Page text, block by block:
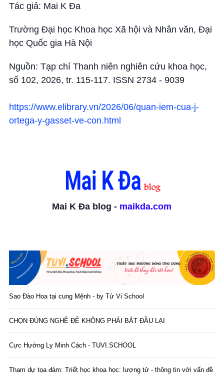
Tác giả: Mai K Đa
Trường Đại học Khoa học Xã hội và Nhân văn, Đại
học Quốc gia Hà Nội
Nguồn: Tạp chí Thanh niên nghiên cứu khoa học,
số 102, 2026, tr. 115-117. ISSN 2734 - 9039
https://www.elibrary.vn/2026/06/quan-iem-cua-j-
ortega-y-gasset-ve-con.html
Mai K Đa blog - maikda.com
Sao Đào Hoa tại cung Mệnh - by Tử Vi School
CHỌN ĐÚNG NGHỀ ĐỂ KHÔNG PHẢI BẮT ĐẦU LẠI
Cực Hướng Ly Minh Cách - TUVI.SCHOOL
Tham dự tọa đàm: Triết học khoa học: lượng tử - thông tin với vấn đề